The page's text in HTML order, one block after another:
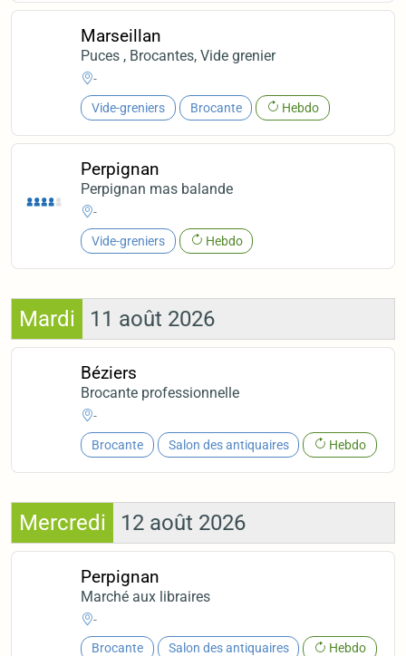
Marseillan
Puces , Brocantes, Vide grenier
-
Vide-greniers Brocante Hebdo
Perpignan
Perpignan mas balande
-
Vide-greniers Hebdo
Mardi 11 août 2026
Béziers
Brocante professionnelle
-
Brocante Salon des antiquaires Hebdo
Mercredi 12 août 2026
Perpignan
Marché aux libraires
-
Brocante Salon des antiquaires Hebdo